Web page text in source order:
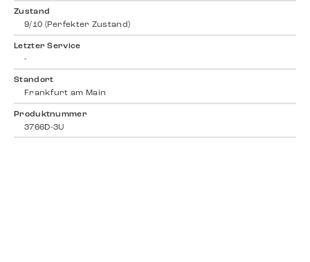
Zustand
9/10 (Perfekter Zustand)
Letzter Service
-
Standort
Frankfurt am Main
Produktnummer
3766D-3U